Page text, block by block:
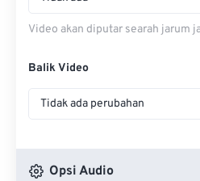
Video akan diputar searah jarum
Balik Video
Tidak ada perubahan
Opsi Audio